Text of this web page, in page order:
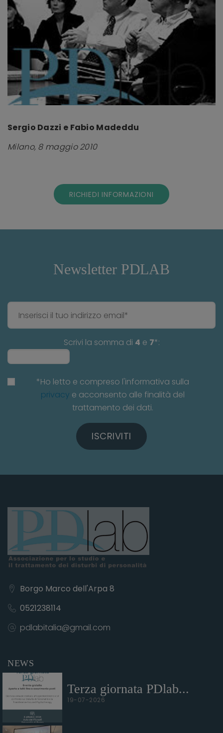
Sergio Dazzi e Fabio Madeddu
Milano, 8 maggio 2010
RICHIEDI INFORMAZIONI
Newsletter PDLAB
Scrivi la somma di 4 e 7*:
*Ho letto e compreso l'informativa sulla
privacy e acconsento alle finalità del
trattamento dei dati.
ISCRIVITI
Borgo Marco dell'Arpa 8
0521238114
pdlabitalia@gmail.com
NEWS
Terza giornata PDlab...
19-07-2026